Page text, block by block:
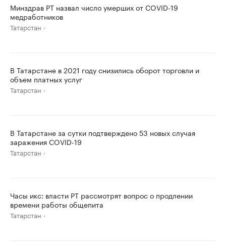
Минздрав РТ назвал число умерших от COVID-19
медработников
Татарстан
В Татарстане в 2021 году снизились оборот торговли и
объем платных услуг
Татарстан
В Татарстане за сутки подтверждено 53 новых случая
заражения COVID-19
Татарстан
Часы икс: власти РТ рассмотрят вопрос о продлении
времени работы общепита
Татарстан